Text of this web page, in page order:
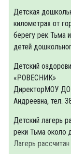
Детская
километрах от
берегу рек Тьма
детей
Детский
«РОВЕСНИК»
ДиректорМОУ
Андреевна, тел.
Детский лагерь
реки Тьма около
Лагерь